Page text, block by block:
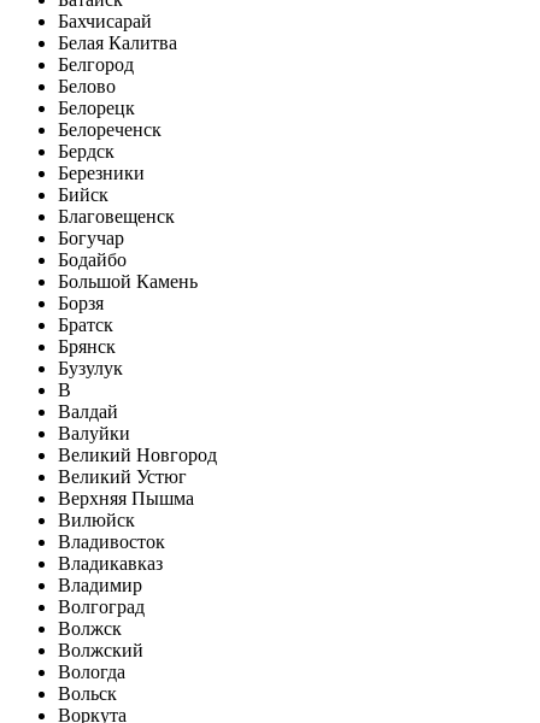
Бахчисарай
Белая Калитва
Белгород
Белово
Белорецк
Белореченск
Бердск
Березники
Бийск
Благовещенск
Богучар
Бодайбо
Большой Камень
Борзя
Братск
Брянск
Бузулук
В
Валдай
Валуйки
Великий Новгород
Великий Устюг
Верхняя Пышма
Вилюйск
Владивосток
Владикавказ
Владимир
Волгоград
Волжск
Волжский
Вологда
Вольск
Воркута